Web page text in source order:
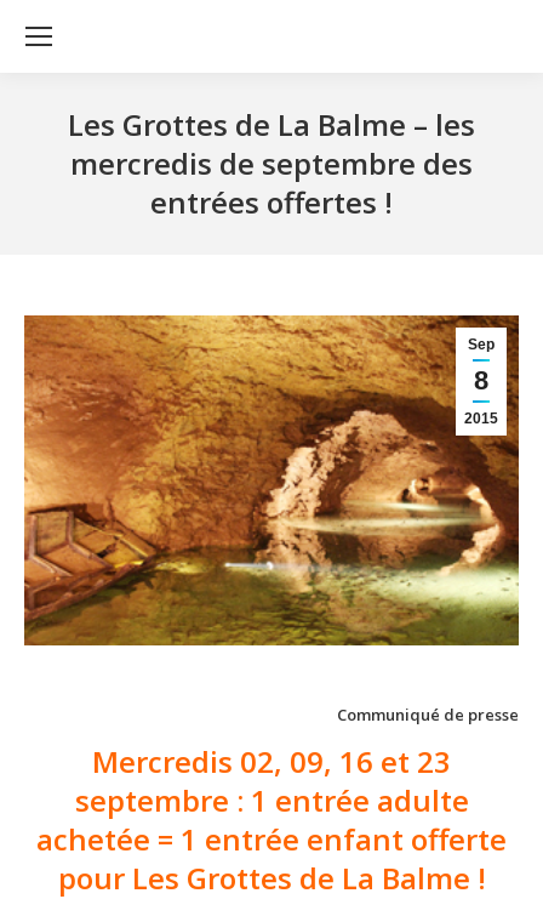
Les Grottes de La Balme – les
mercredis de septembre des
entrées offertes !
Sep
8
2015
Communiqué de presse
Mercredis 02, 09, 16 et 23
septembre : 1 entrée adulte
achetée = 1 entrée enfant offerte
pour Les Grottes de La Balme !